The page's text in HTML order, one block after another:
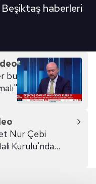
haberleri
bu
Nur Çebi
Kurulu'nda